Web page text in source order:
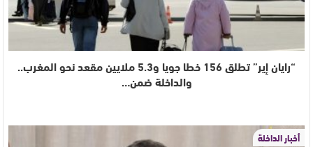
“رايان إير” تطلق 156 خطا جويا و5.3 ملايين مقعد نحو المغرب..
والداخلة ضمن…
أخبار الداخلة